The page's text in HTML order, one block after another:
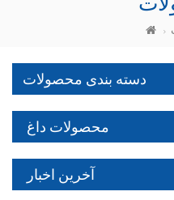
دسته بندی محصولات
محصولات داغ
آخرین اخبار